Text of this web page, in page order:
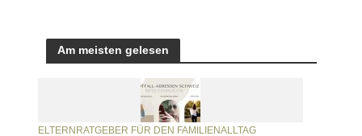
Am meisten gelesen
ELTERNRATGEBER FÜR DEN FAMILIENALLTAG